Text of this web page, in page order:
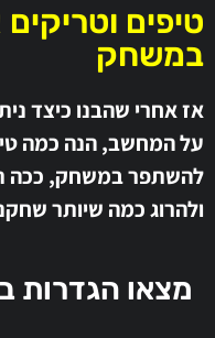
טיפים
במשחק
אז אחרי שהבנו כיצד
על המחשב, הנה כמה
להשתפר במשחק, ככה
ולהרוג כמה שיותר
מצאו הגדרות